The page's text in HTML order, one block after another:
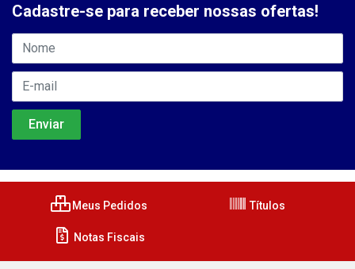
Cadastre-se para receber nossas ofertas!
Meus Pedidos Títulos
Notas Fiscais